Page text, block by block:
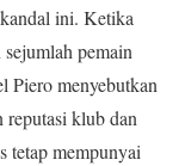
ini. Ketika
pemain
Piero menyebutkan
klub dan
tetap mempunyai